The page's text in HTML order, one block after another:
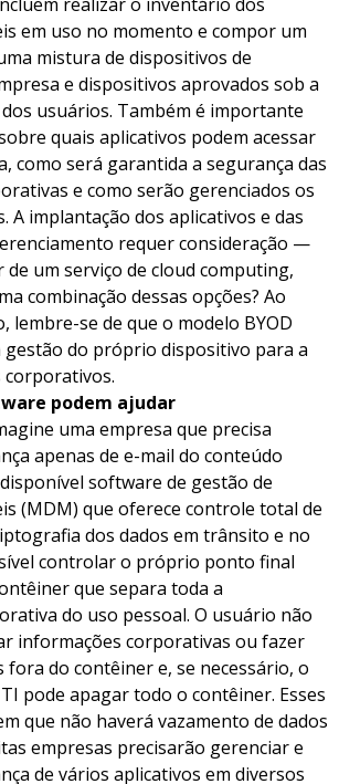
em uso no momento e compor um
mistura de dispositivos de
e dispositivos aprovados sob a
usuários. Também é importante
quais aplicativos podem acessar
como será garantida a segurança das
e como serão gerenciados os
A implantação dos aplicativos e das
requer consideração —
um serviço de cloud computing,
combinação dessas opções? Ao
lembre-se de que o modelo BYOD
gestão do próprio dispositivo para a
corporativos.
podem ajudar
uma empresa que precisa
apenas de e-mail do conteúdo
software de gestão de
(MDM) que oferece controle total de
dos dados em trânsito e no
controlar o próprio ponto final
que separa toda a
do uso pessoal. O usuário não
informações corporativas ou fazer
fora do contêiner e, se necessário, o
pode apagar todo o contêiner. Esses
que não haverá vazamento de dados
empresas precisarão gerenciar e
de vários aplicativos em diversos